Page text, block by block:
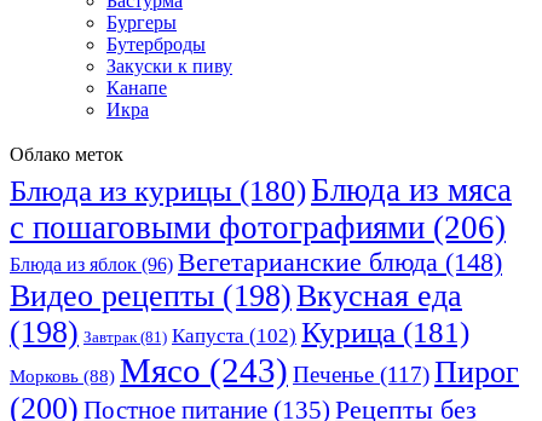
Бургеры
Бутерброды
Закуски к пиву
Канапе
Икра
Облако меток
Блюда из курицы (180)Блюда из мяса
с пошаговыми фотографиями (206)
Блюда из яблок (96) Вегетарианские блюда (148)
Видео рецепты (198)Вкусная еда
(198) Завтрак(81) Капуста (102) Курица (181)
Морковь (88) Мясо (243) Печенье (117)Пирог
(200) Постное питание (135) Рецепты без